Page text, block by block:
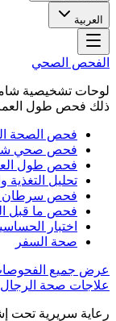
العربية
الفحص الصحي
لوحات تشخيصية
ذلك فحص طول
فحص الصحة
فحص صحي
فحص طول
تحليل التغذية
فحص سرطان
فحص ما قبل
اختبار
صحة السفر
عرض جميع
علاجات صحة الرجال
رعاية سريرية تحت